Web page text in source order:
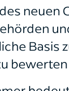
neuen
Basis